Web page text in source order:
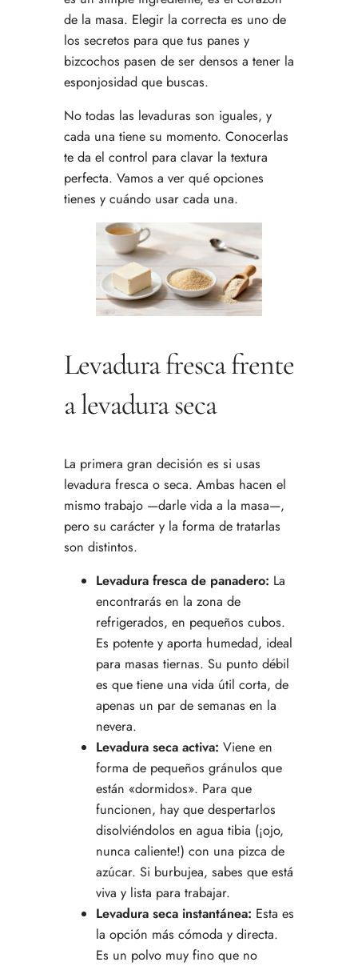
de la masa. Elegir la correcta es uno de
los secretos para que tus panes y
bizcochos pasen de ser densos a tener la
esponjosidad que buscas.
No todas las levaduras son iguales, y
cada una tiene su momento. Conocerlas
te da el control para clavar la textura
perfecta. Vamos a ver qué opciones
tienes y cuándo usar cada una.
Levadura fresca frente
a levadura seca
La primera gran decisión es si usas
levadura fresca o seca. Ambas hacen el
mismo trabajo —darle vida a la masa—,
pero su carácter y la forma de tratarlas
son distintos.
Levadura fresca de panadero: La
encontrarás en la zona de
refrigerados, en pequeños cubos.
Es potente y aporta humedad, ideal
para masas tiernas. Su punto débil
es que tiene una vida útil corta, de
apenas un par de semanas en la
nevera.
Levadura seca activa: Viene en
forma de pequeños gránulos que
están «dormidos». Para que
funcionen, hay que despertarlos
disolviéndolos en agua tibia (¡ojo,
nunca caliente!) con una pizca de
azúcar. Si burbujea, sabes que está
viva y lista para trabajar.
Levadura seca instantánea: Esta es
la opción más cómoda y directa.
Es un polvo muy fino que no